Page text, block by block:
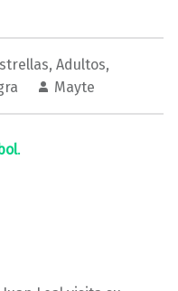
, Adultos,
Mayte
.